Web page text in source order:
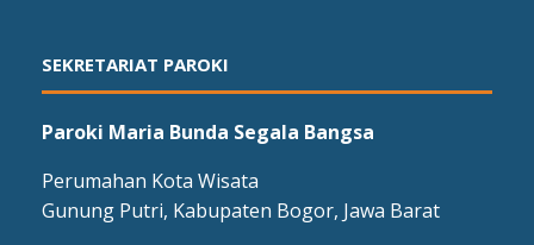
SEKRETARIAT PAROKI
Paroki Maria Bunda Segala Bangsa
Perumahan Kota Wisata
Gunung Putri, Kabupaten Bogor, Jawa Barat